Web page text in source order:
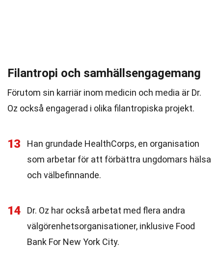
Filantropi och samhällsengagemang
Förutom sin karriär inom medicin och media är Dr.
Oz också engagerad i olika filantropiska projekt.
13
Han grundade HealthCorps, en organisation
som arbetar för att förbättra ungdomars hälsa
och välbefinnande.
14
Dr. Oz har också arbetat med flera andra
välgörenhetsorganisationer, inklusive Food
Bank For New York City.